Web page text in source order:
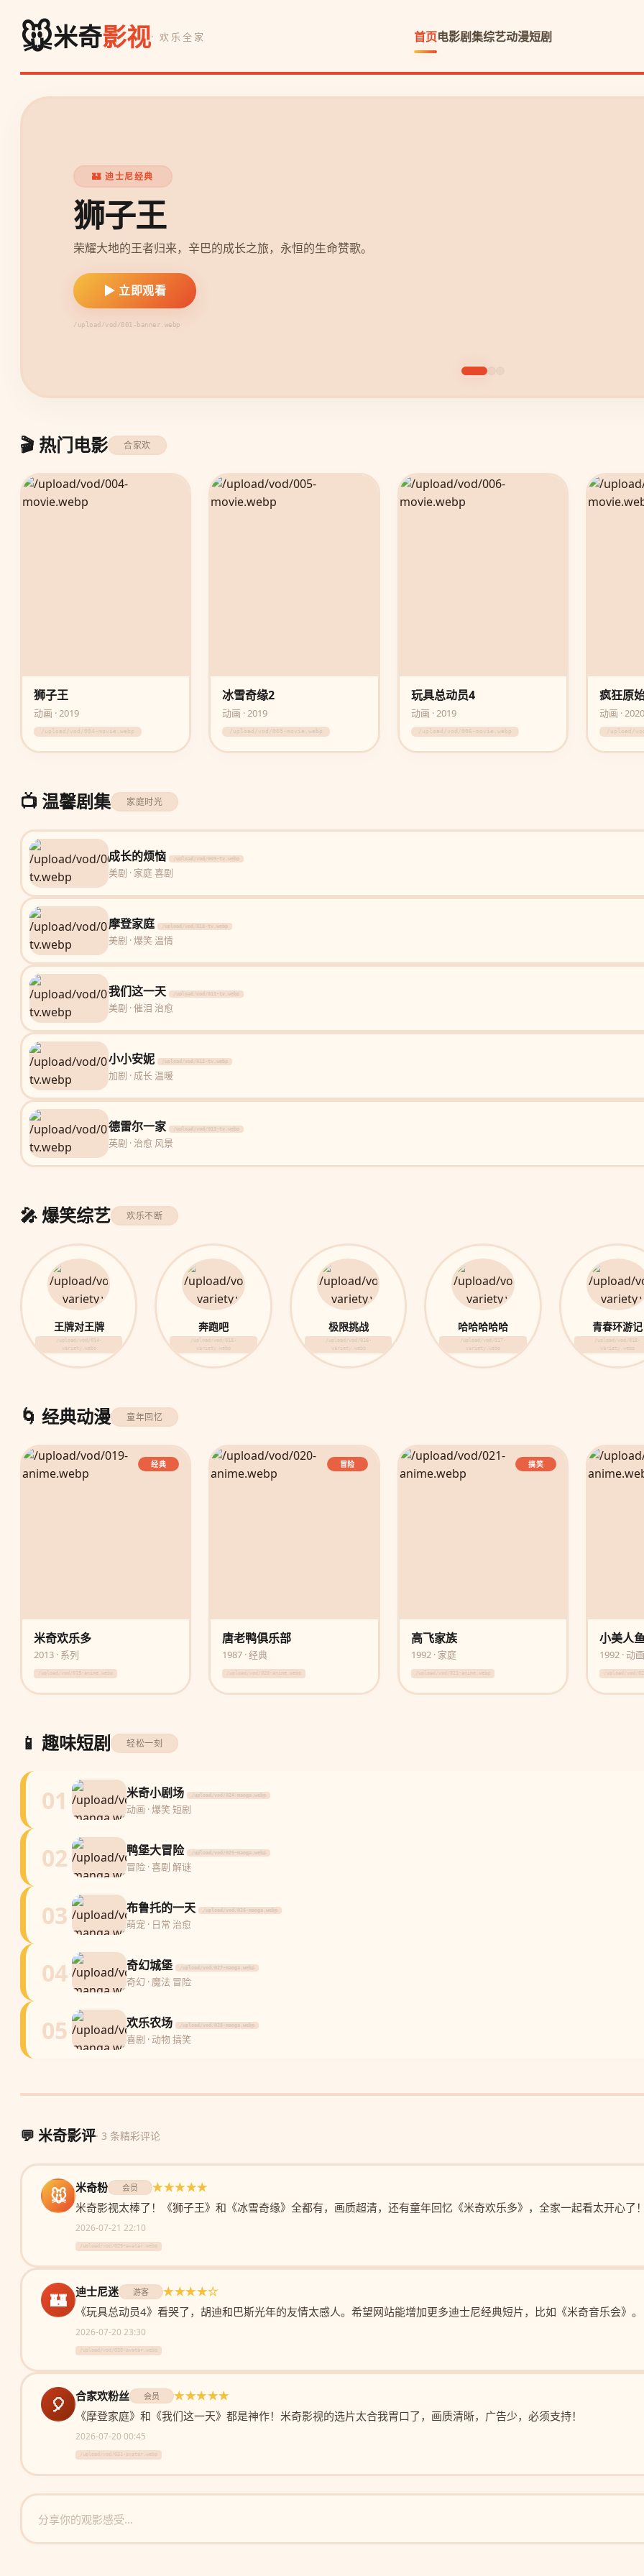
🐭米奇影视· 欢乐全家 首页电影剧集综艺动漫短剧
艾莎与安娜深入魔法森林，探寻过去的秘密，勇气与爱的冒
险。
🎬 热门电影 合家欢
狮子王
动画 · 2019
/upload/vod/004-movie.webp
冰雪奇缘2
动画 · 2019
/upload/vod/005-movie.webp
玩具总动员4
动画 · 2019
/upload/vod/006-movie.webp
疯狂原
动画 ·
/upload/
📺 温馨剧集 家庭时光
成长的烦恼 /upload/vod/009-tv.webp
美剧 · 家庭 喜剧
摩登家庭 /upload/vod/010-tv.webp
美剧 · 爆笑 温情
我们这一天 /upload/vod/011-tv.webp
美剧 · 催泪 治愈
小小安妮 /upload/vod/012-tv.webp
加剧 · 成长 温暖
德雷尔一家 /upload/vod/013-tv.webp
英剧 · 治愈 风景
🎤 爆笑综艺 欢乐不断
王牌对王牌
/upload/vod/014-
variety.webp
奔跑吧
/upload/vod/015-
variety.webp
极限挑战
/upload/vod/016-
variety.webp
哈哈哈哈哈
/upload/vod/017-
variety.webp
青春环游记
/upload/vod/018-
variety.webp
🌀 经典动漫 童年回忆
经典
米奇欢乐多
2013 · 系列
/upload/vod/019-anime.webp
冒险
唐老鸭俱乐部
1987 · 经典
/upload/vod/020-anime.webp
搞笑
高飞家族
1992 · 家庭
/upload/vod/021-anime.webp
小美人
1992 · 动
/upload/vod/
📱 趣味短剧 轻松一刻
01 米奇小剧场 /upload/vod/024-manga.webp
动画 · 爆笑 短剧
02 鸭堡大冒险 /upload/vod/025-manga.webp
冒险 · 喜剧 解谜
03 布鲁托的一天 /upload/vod/026-manga.webp
萌宠 · 日常 治愈
04 奇幻城堡 /upload/vod/027-manga.webp
奇幻 · 魔法 冒险
05 欢乐农场 /upload/vod/028-manga.webp
喜剧 · 动物 搞笑
💬 米奇影评· 3 条精彩评论
🐭 米奇粉 会员 ★★★★★
米奇影视太棒了！《狮子王》和《冰雪奇缘》全都有，画质超清，还有童年回忆《米奇欢乐多》，全家一起看太开心了
2026-07-21 22:10
/upload/vod/029-avatar.webp
🏰 迪士尼迷 游客 ★★★★☆
《玩具总动员4》看哭了，胡迪和巴斯光年的友情太感人。希望网站能增加更多迪士尼经典短片，比如《米奇音乐会》。
2026-07-20 23:30
/upload/vod/030-avatar.webp
🎈 合家欢粉丝 会员 ★★★★★
《摩登家庭》和《我们这一天》都是神作！米奇影视的选片太合我胃口了，画质清晰，广告少，必须支持！
2026-07-20 00:45
/upload/vod/031-avatar.webp